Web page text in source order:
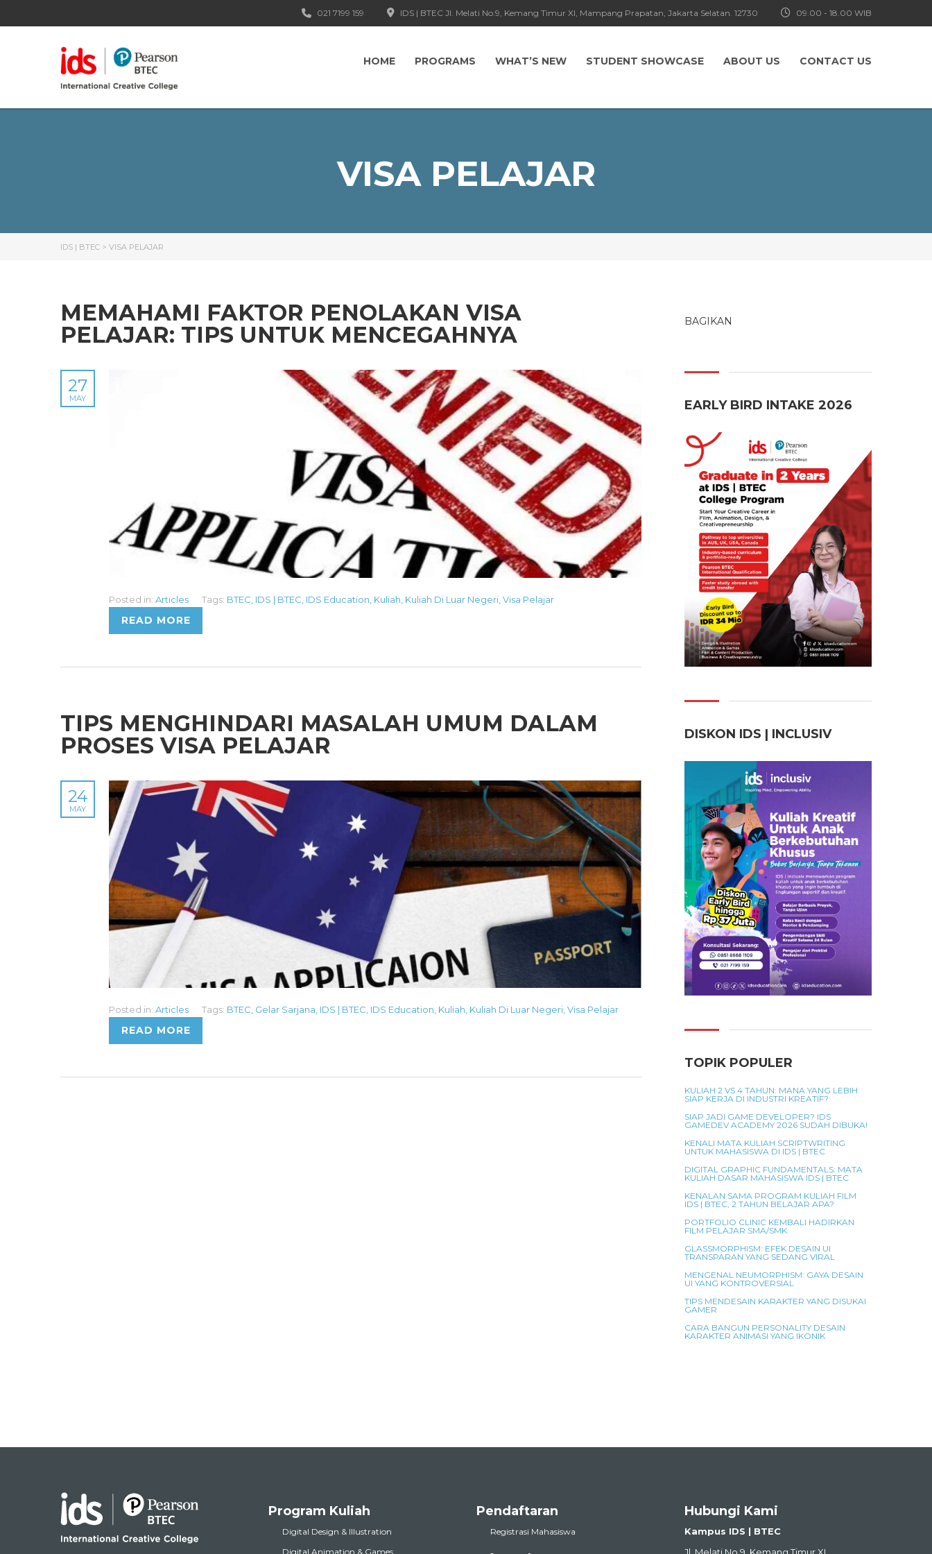
09.00 - 18.00 WIB
IDS | BTEC Jl. Melati No.9, Kemang Timur XI, Mampang Prapatan, Jakarta Selatan. 12730
021 7199 159
HOME PROGRAMS WHAT’S NEW STUDENT SHOWCASE ABOUT US CONTACT US
VISA PELAJAR
IDS | BTEC > VISA PELAJAR
MEMAHAMI FAKTOR PENOLAKAN VISA
PELAJAR: TIPS UNTUK MENCEGAHNYA
27
MAY
Posted in: Articles Tags: BTEC IDS | BTEC IDS Education Kuliah Kuliah Di Luar Negeri Visa Pelajar
READ MORE
TIPS MENGHINDARI MASALAH UMUM DALAM
PROSES VISA PELAJAR
24
MAY
Posted in: Articles Tags: BTEC Gelar Sarjana IDS | BTEC IDS Education Kuliah Kuliah Di Luar Negeri Visa Pelajar
READ MORE
BAGIKAN
EARLY BIRD INTAKE 2026
DISKON IDS | INCLUSIV
TOPIK POPULER
KULIAH 2 VS 4 TAHUN: MANA YANG LEBIH
SIAP KERJA DI INDUSTRI KREATIF?
SIAP JADI GAME DEVELOPER? IDS
GAMEDEV ACADEMY 2026 SUDAH DIBUKA!
KENALI MATA KULIAH SCRIPTWRITING
UNTUK MAHASISWA DI IDS | BTEC
DIGITAL GRAPHIC FUNDAMENTALS: MATA
KULIAH DASAR MAHASISWA IDS | BTEC
KENALAN SAMA PROGRAM KULIAH FILM
IDS | BTEC, 2 TAHUN BELAJAR APA?
PORTFOLIO CLINIC KEMBALI HADIRKAN
FILM PELAJAR SMA/SMK
GLASSMORPHISM: EFEK DESAIN UI
TRANSPARAN YANG SEDANG VIRAL
MENGENAL NEUMORPHISM: GAYA DESAIN
UI YANG KONTROVERSIAL
TIPS MENDESAIN KARAKTER YANG DISUKAI
GAMER
CARA BANGUN PERSONALITY DESAIN
KARAKTER ANIMASI YANG IKONIK
Program Kuliah
Digital Design & Illustration
Digital Animation & Games
Pendaftaran
Registrasi Mahasiswa
Hubungi Kami
Kampus IDS | BTEC
Jl. Melati No.9, Kemang Timur XI,